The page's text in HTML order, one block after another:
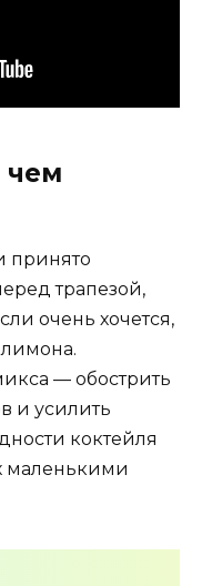
чем
принято
трапезой,
очень хочется,
— обострить
и усилить
коктейля
маленькими